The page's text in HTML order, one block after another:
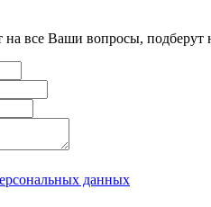
все Ваши вопросы, подберут
данных